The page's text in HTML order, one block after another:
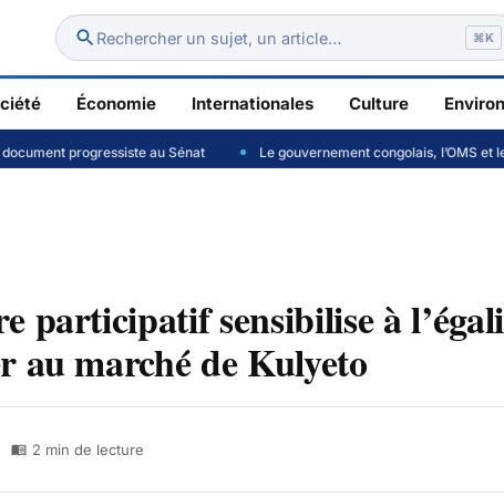
Rechercher un sujet, un article… ⌘K
Économie Internationales Culture
au Sénat Le gouvernement congolais, l’OMS et le CDC Africa
participatif sensibilise à
au marché de Kulyeto
2 min de lecture